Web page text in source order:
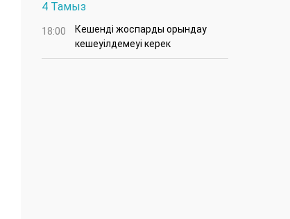
4 Тамыз
18:00
Кешенді жоспарды орындау
кешеуілдемеуі керек